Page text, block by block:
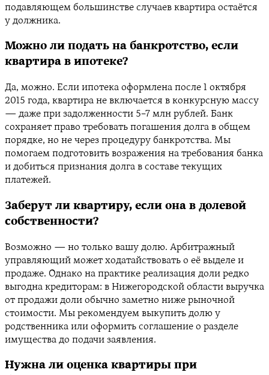
подавляющем большинстве случаев квартира остаётся
у должника.
Можно ли подать на банкротство, если
квартира в ипотеке?
Да, можно. Если ипотека оформлена после 1 октября
2015 года, квартира не включается в конкурсную массу
— даже при задолженности 5–7 млн рублей. Банк
сохраняет право требовать погашения долга в общем
порядке, но не через процедуру банкротства. Мы
помогаем подготовить возражения на требования банка
и добиться признания долга в составе текущих
платежей.
Заберут ли квартиру, если она в долевой
собственности?
Возможно — но только вашу долю. Арбитражный
управляющий может ходатайствовать о её выделе и
продаже. Однако на практике реализация доли редко
выгодна кредиторам: в Нижегородской области выручка
от продажи доли обычно заметно ниже рыночной
стоимости. Мы рекомендуем выкупить долю у
родственника или оформить соглашение о разделе
имущества до подачи заявления.
Нужна ли оценка квартиры при